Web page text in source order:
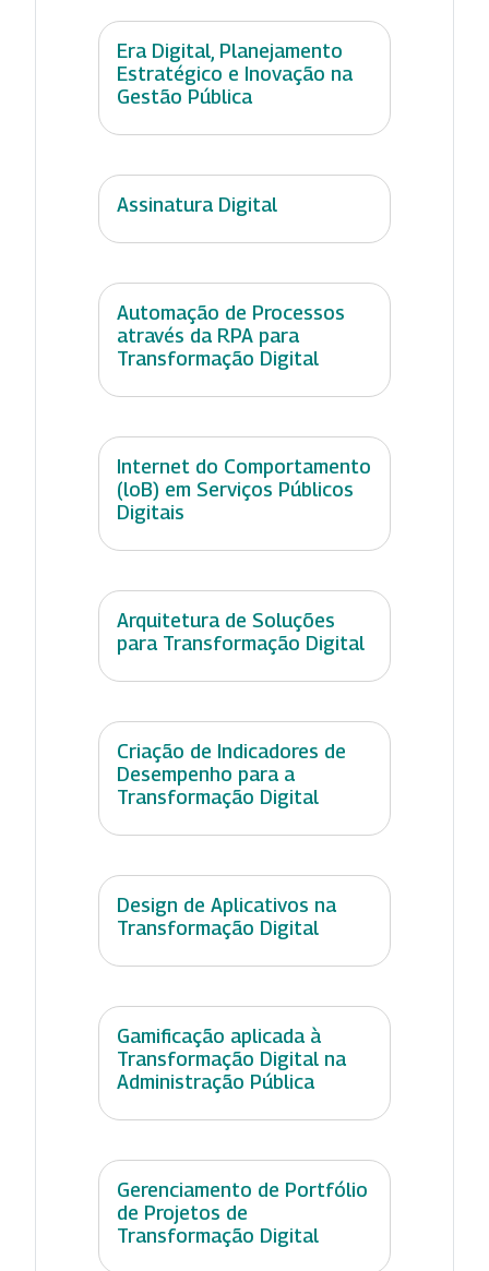
Era Digital, Planejamento
Estratégico e Inovação na
Gestão Pública
Assinatura Digital
Automação de Processos
através da RPA para
Transformação Digital
Internet do Comportamento
(loB) em Serviços Públicos
Digitais
Arquitetura de Soluções
para Transformação Digital
Criação de Indicadores de
Desempenho para a
Transformação Digital
Design de Aplicativos na
Transformação Digital
Gamificação aplicada à
Transformação Digital na
Administração Pública
Gerenciamento de Portfólio
de Projetos de
Transformação Digital